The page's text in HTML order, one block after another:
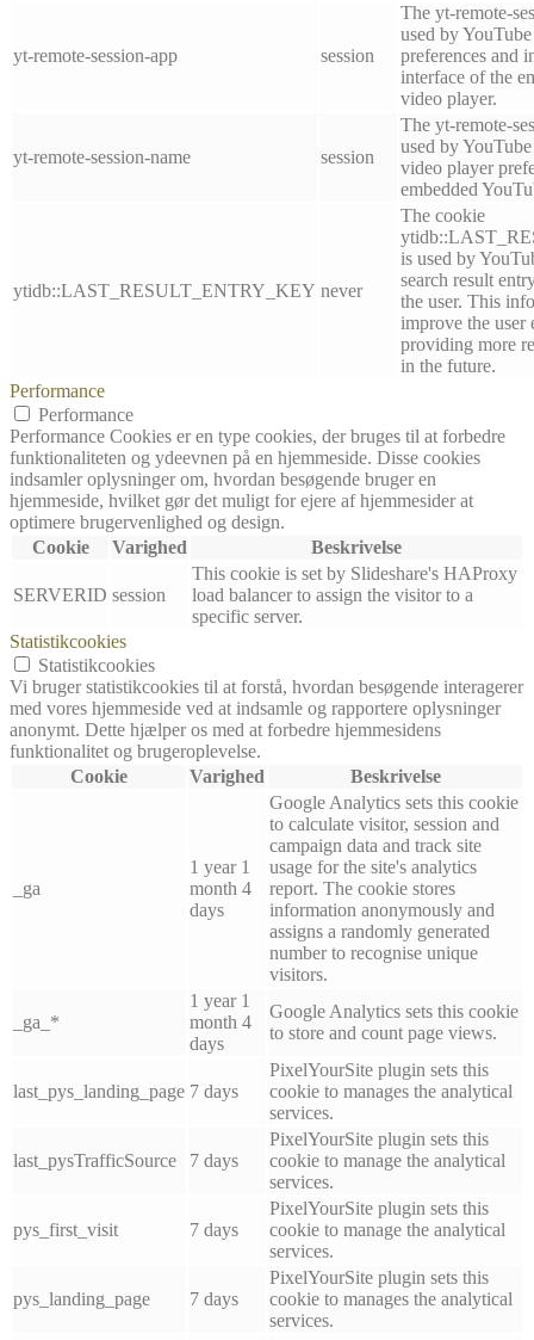
yt-remote-session-app session
The yt-remote-
used by
preferences and
interface of the
video player.
yt-remote-session-name session
The yt-remote-
used by
video player
embedded
ytidb::LAST_RESULT_ENTRY_KEY never
The cookie
is used by
search result
the user. This
improve the user
providing more
in the future.
Performance
Performance
Performance Cookies er en type cookies, der bruges til at forbedre
funktionaliteten og ydeevnen på en hjemmeside. Disse cookies
indsamler oplysninger om, hvordan besøgende bruger en
hjemmeside, hvilket gør det muligt for ejere af hjemmesider at
optimere brugervenlighed og design.
Cookie
Varighed Beskrivelse
SERVERID session
This cookie is set by Slideshare's HAProxy
load balancer to assign the visitor to a
specific server.
Statistikcookies
Statistikcookies
Vi bruger statistikcookies til at forstå, hvordan besøgende interagerer
med vores hjemmeside ved at indsamle og rapportere oplysninger
anonymt. Dette hjælper os med at forbedre hjemmesidens
funktionalitet og brugeroplevelse.
Cookie
Varighed Beskrivelse
_ga
1 year 1
month 4
days
Google Analytics sets this cookie
to calculate visitor, session and
campaign data and track site
usage for the site's analytics
report. The cookie stores
information anonymously and
assigns a randomly generated
number to recognise unique
visitors.
_ga_*
1 year 1
month 4
days
Google Analytics sets this cookie
to store and count page views.
last_pys_landing_page 7 days
PixelYourSite plugin sets this
cookie to manages the analytical
services.
last_pysTrafficSource 7 days
PixelYourSite plugin sets this
cookie to manage the analytical
services.
pys_first_visit 7 days
PixelYourSite plugin sets this
cookie to manage the analytical
services.
pys_landing_page 7 days
PixelYourSite plugin sets this
cookie to manages the analytical
services.